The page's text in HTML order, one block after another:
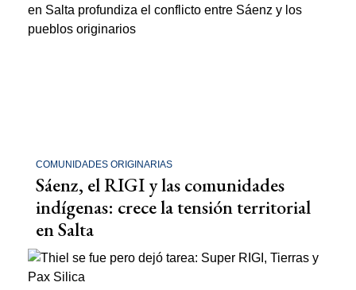
COMUNIDADES ORIGINARIAS
Sáenz, el RIGI y las comunidades
indígenas: crece la tensión territorial
en Salta